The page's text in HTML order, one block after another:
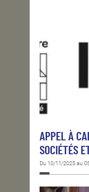
APPEL À
SOCIÉTÉS
Du 10/11/2025 au